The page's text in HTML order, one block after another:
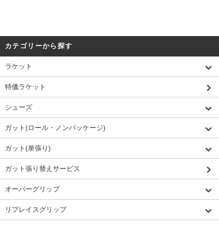
カテゴリーから探す
ラケット
特価ラケット
シューズ
ガット(ロール・ノンパッケージ)
ガット(単張り)
ガット張り替えサービス
オーバーグリップ
リプレイスグリップ